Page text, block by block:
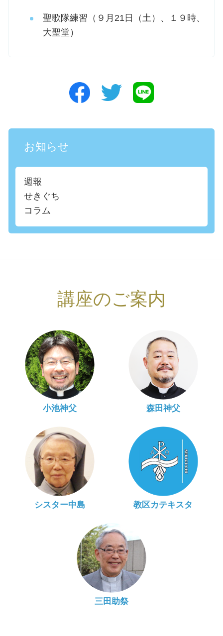
聖歌隊練習（９月21日（土）、１９時、
大聖堂）
お知らせ
週報
せきぐち
コラム
講座のご案内
小池神父 森田神父
シスター中島 教区カテキスタ
三田助祭